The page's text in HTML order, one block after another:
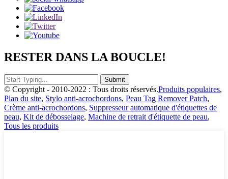
RESTER DANS LA BOUCLE!
© Copyright - 2010-2022 : Tous droits réservés.Produits populaires,
Plan du site, Stylo anti-acrochordons, Peau Tag Remover Patch,
Crème anti-acrochordons, Suppresseur automatique d'étiquettes de
peau, Kit de débosselage, Machine de retrait d'étiquette de peau,
Tous les produits